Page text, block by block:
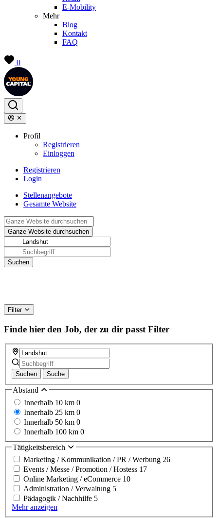
E-Mobility
Mehr
Blog
Kontakt
FAQ
0
Profil
Registrieren
Einloggen
Registrieren
Login
Stellenangebote
Gesamte Website
Filter
Finde hier den Job, der zu dir passt Filter
Suchen Suche
Abstand
Innerhalb 10 km 0
Innerhalb 25 km 0
Innerhalb 50 km 0
Innerhalb 100 km 0
Tätigkeitsbereich
Marketing / Kommunikation / PR / Werbung 26
Events / Messe / Promotion / Hostess 17
Online Marketing / eCommerce 10
Administration / Verwaltung 5
Pädagogik / Nachhilfe 5
Mehr anzeigen